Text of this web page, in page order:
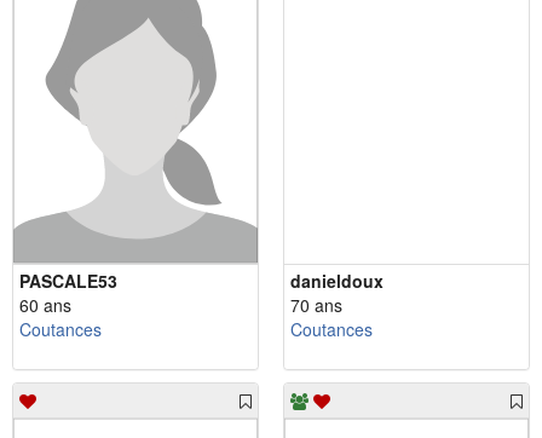
PASCALE53
60 ans
Coutances
danieldoux
70 ans
Coutances